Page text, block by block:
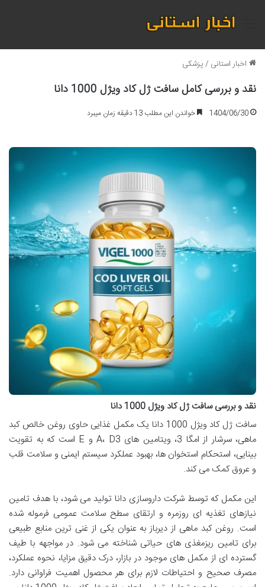
منو
اخبار استانی /پزشکی
نقد و بررسی کامل سافت ژل کاد ویژل 1000 دانا
1404/06/30 خواندن این مطلب 13 دقیقه زمان میبرد
نقد و بررسی سافت ژل کاد ویژل 1000 دانا
سافت ژل کاد ویژل 1000 دانا یک مکمل غذایی حاوی روغن خالص کبد
ماهی، سرشار از امگا 3، ویتامین های A، D3 و E است که به تقویت
بینایی، استحکام استخوان ها، بهبود عملکرد سیستم ایمنی و سلامت قلب
و عروق کمک می کند.
این مکمل که توسط شرکت داروسازی دانا تولید می شود، با هدف تامین
نیازهای تغذیه ای روزمره و ارتقای سطح سلامت عمومی فرموله شده
است. روغن کبد ماهی از دیرباز به عنوان یکی از غنی ترین منابع طبیعی
برای تامین ریزمغذی های حیاتی شناخته می شود. در مواجهه با طیف
گسترده ای از مکمل های موجود در بازار، درک دقیق مزایا، نحوه عملکرد،
مصرف صحیح و احتیاطات لازم برای هر محصول اهمیت فراوانی دارد.